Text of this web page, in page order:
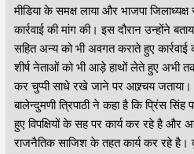
मीडिया के समक्ष लाया और भाजपा
कार्रवाई की मांग की। इस दौरान उन्होंने
सहित अन्य को भी अवगत कराते हुए
शीर्ष नेताओं को भी आड़े हाथों लेते हुए अभी
कर चुप्पी साधे रखे जाने पर आश्र्चय जताया।
बालेन्दुमणी त्रिपाठी ने कहा है कि प्रिंस सिंह
हुए विपक्षियों के सह पर कार्य कर रहे है और
राजनैतिक साजिश के तहत कार्य कर रहे